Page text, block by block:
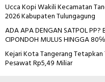
Ucca Kopi Wakili Kecamatan
2026 Kabupaten Tulungagung
ADA APA DENGAN SATPOL PP?
CIPONDOH MULUS HINGGA 80℅
Kejari Kota Tangerang
Pesawat Rp5,49 Miliar